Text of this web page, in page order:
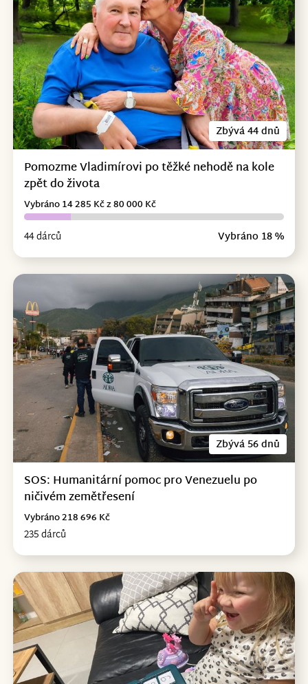
Zbývá 44 dnů
Pomozme Vladimírovi po těžké nehodě na kole
zpět do života
44 dárců Vybráno 18 %
Vybráno 14 285 Kč z 80 000 Kč
Zbývá 56 dnů
SOS: Humanitární pomoc pro Venezuelu po
ničivém zemětřesení
235 dárců
Vybráno 218 696 Kč